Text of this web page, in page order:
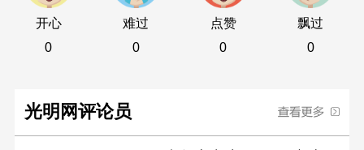
开心
0
难过
0
点赞
0
飘过
0
光明网评论员